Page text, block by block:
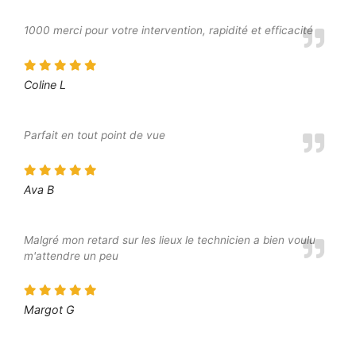
1000 merci pour votre intervention, rapidité et efficacité
Coline L
Parfait en tout point de vue
Ava B
Malgré mon retard sur les lieux le technicien a bien voulu
m'attendre un peu
Margot G